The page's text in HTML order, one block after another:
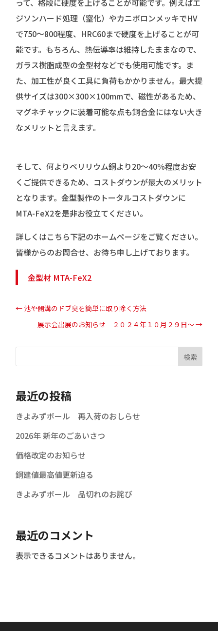
って、格段に硬度を上げることが可能です。例えばエ
ジソンハード処理（窒化）やカニボロンメッキでHV
で750～800程度、HRC60まで硬度を上げることが可
能です。もちろん、熱伝導率は維持したままなので、
ガラス樹脂成型の金型材などでも使用可能です。ま
た、加工性が良く工具に負荷もかかりません。最大提
供サイズは300×300×100mmで、磁性があるため、
マグネチャックに装着可能な点も銅合金にはない大き
なメリットと言えます。
そして、何よりベリリウム銅より20～40％程度お安
くご提供できるため、コストダウンが最大のメリット
となります。金型製作のトータルコストダウンに
MTA-FeX2を是非お役立てください。
詳しくはこちら下記のホームページをご覧ください。
皆様からのお問合せ、お待ち申し上げております。
金型材 MTA-FeX2
← 池や側溝のドブ臭を簡単に取り除く方法
展示会出展のお知らせ ２０２４年１０月２９日～→
検索
最近の投稿
きよみずボール 再入荷のおしらせ
2026年 新年のごあいさつ
価格改定のお知らせ
銅建値最高値更新迫る
きよみずボール 品切れのお詫び
最近のコメント
表示できるコメントはありません。